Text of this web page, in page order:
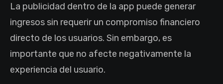
La publicidad dentro de la app puede generar
ingresos sin requerir un compromiso financiero
directo de los usuarios. Sin embargo, es
importante que no afecte negativamente la
experiencia del usuario.